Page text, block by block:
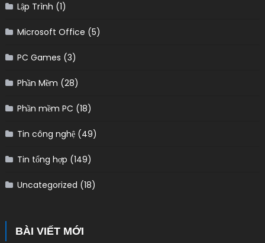
Lập Trình (1)
Microsoft Office (5)
PC Games (3)
Phần Mềm (28)
Phần mềm PC (18)
Tin công nghệ(49)
Tin tổng hợp (149)
Uncategorized (18)
BÀI VIẾT MỚI